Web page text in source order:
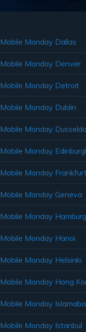
Mobile Monday Dallas
Mobile Monday Denver
Mobile Monday Detroit
Mobile Monday Dublin
Mobile Monday
Mobile Monday
Mobile Monday
Mobile Monday Geneva
Mobile Monday Hamburg
Mobile Monday Hanoi
Mobile Monday Helsinki
Mobile Monday Hong
Mobile Monday
Mobile Monday Istanbul